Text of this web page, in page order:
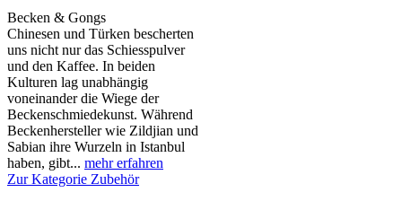
Becken & Gongs
Chinesen und Türken bescherten
uns nicht nur das Schiesspulver
und den Kaffee. In beiden
Kulturen lag unabhängig
voneinander die Wiege der
Beckenschmiedekunst. Während
Beckenhersteller wie Zildjian und
Sabian ihre Wurzeln in Istanbul
haben, gibt... mehr erfahren
Zur Kategorie Zubehör